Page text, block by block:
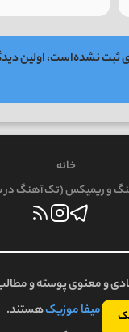
ثبت نشده‌است، اولین
خانه
و ریمیکس (تک آهنگ در
و معنوی پوسته و
بهمیفا موزیکهستند.